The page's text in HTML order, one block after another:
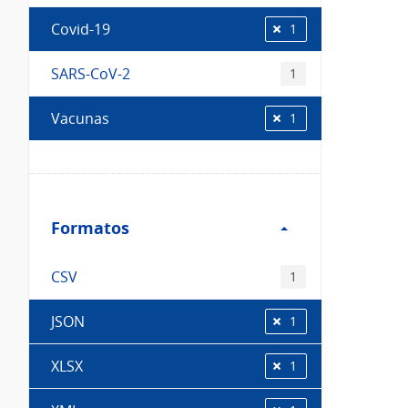
Covid-19 1
SARS-CoV-2 1
Vacunas 1
Formatos
Formatos
CSV 1
JSON 1
XLSX 1